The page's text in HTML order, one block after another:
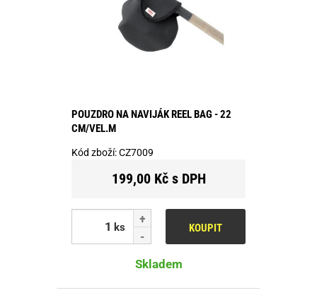
POUZDRO NA NAVIJÁK REEL BAG - 22
CM/VEL.M
Kód zboží:CZ7009
199,00 Kč s DPH
ks KOUPIT
Skladem